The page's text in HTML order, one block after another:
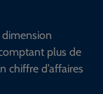
dimension
plus de
chiffre d’affaires